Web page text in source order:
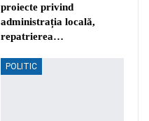
proiecte privind
administrația locală,
repatrierea…
POLITIC